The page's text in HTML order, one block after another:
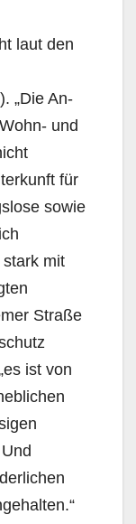
laut den
„Die An­
und
für
sowie
mit
Straße
ist von